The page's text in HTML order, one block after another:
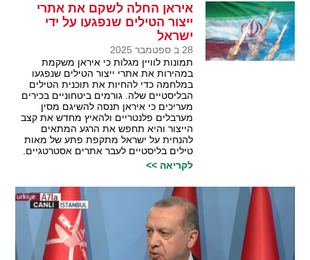
איראן החלה לשקם את אתרי
ייצור הטילים שנפגעו על ידי
ישראל
28 ב ספטמבר 2025
תמונות לוויין מגלות כי איראן משקמת
במהירות את אתרי ייצור הטילים שנפגעו
במלחמה כדי להחיות את תוכנית הטילים
הבליסטיים שלה. גורמים ביטחוניים בכירים
מעריכים כי איראן תנסה להשיגם מסין
מערבלים פלנטריים ולהאיץ מחדש את קצב
הייצור והיא תחפש את הרגע המתאים
להנחית על ישראל מתקפת פתע של מאות
טילים בליסטיים לעבר אתרים אסטרטגיים.
לקריאה >>